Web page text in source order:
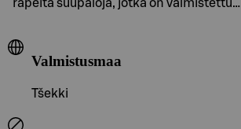
rapeita suupaloja, jotka on valmistettu…
Valmistusmaa
Tšekki